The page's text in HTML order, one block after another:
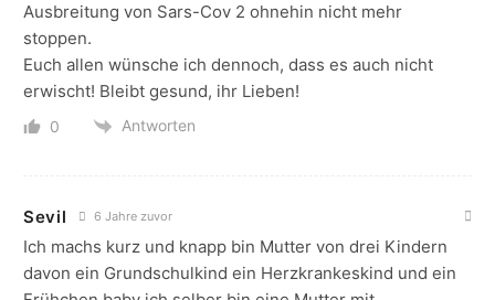
Ausbreitung von Sars-Cov 2 ohnehin nicht mehr
stoppen.
Euch allen wünsche ich dennoch, dass es auch nicht
erwischt! Bleibt gesund, ihr Lieben!
0 Antworten
Sevil 6 Jahre zuvor
Ich machs kurz und knapp bin Mutter von drei Kindern
davon ein Grundschulkind ein Herzkrankeskind und ein